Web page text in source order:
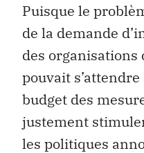
Puisque le
de la demande
des organisations
pouvait
budget des
justement
les politiques